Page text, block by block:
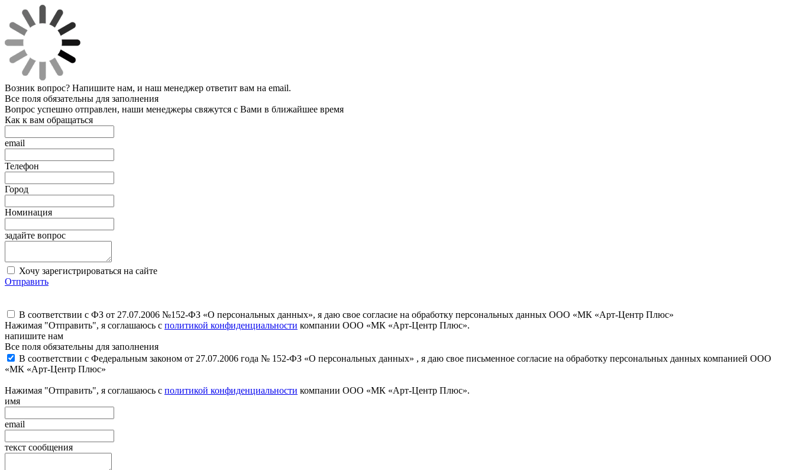
Возник вопрос? Напишите нам, и наш менеджер ответит вам на email.
Все поля обязательны для заполнения
Вопрос успешно отправлен, наши менеджеры свяжутся с Вами в ближайшее время
Как к вам обращаться
email
Телефон
Город
Номинация
задайте вопрос
Хочу зарегистрироваться на сайте
Отправить
В соответствии с ФЗ от 27.07.2006 №152-ФЗ «О персональных данных», я даю свое согласие на обработку персональных данных ООО «МК «Арт-Центр Плюс»
Нажимая "Отправить", я соглашаюсь с политикой конфиденциальности компании ООО «МК «Арт-Центр Плюс».
напишите нам
Все поля обязательны для заполнения
В соответствии с Федеральным законом от 27.07.2006 года № 152-ФЗ «О персональных данных» , я даю свое письменное согласие на обработку персональных данных компанией ООО
«МК «Арт-Центр Плюс»
Нажимая "Отправить", я соглашаюсь с политикой конфиденциальности компании ООО «МК «Арт-Центр Плюс».
имя
email
текст сообщения